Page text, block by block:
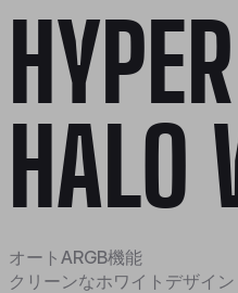
HALO
オートARGB機能
クリーンなホワイトデザイン